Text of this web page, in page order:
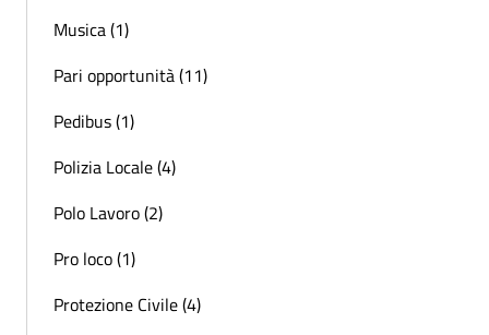
Musica (1)
Pari opportunità (11)
Pedibus (1)
Polizia Locale (4)
Polo Lavoro (2)
Pro loco (1)
Protezione Civile (4)